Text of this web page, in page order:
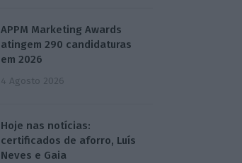
APPM Marketing Awards
atingem 290 candidaturas
em 2026
4 Agosto 2026
Hoje nas notícias:
certificados de aforro, Luís
Neves e Gaia